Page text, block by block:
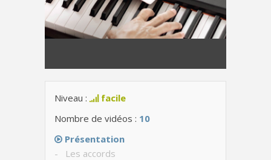
Niveau :
facile
Nombre de vidéos : 10
Présentation
- Les accords